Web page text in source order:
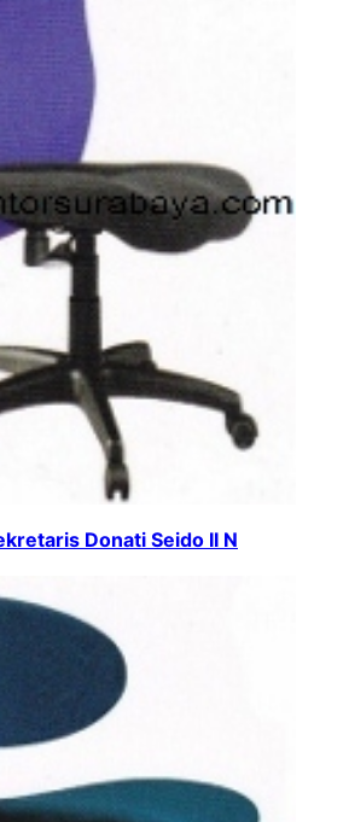
Donati Seido II N